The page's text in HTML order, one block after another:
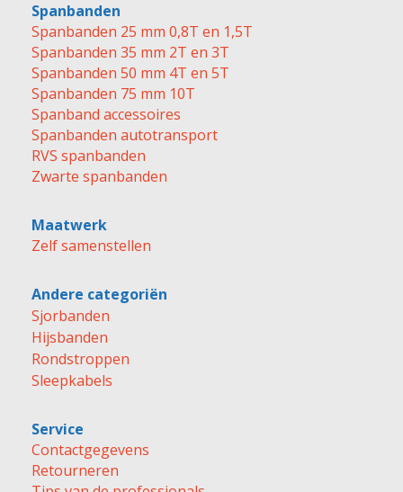
Spanbanden
Spanbanden 25 mm 0,8T en 1,5T
Spanbanden 35 mm 2T en 3T
Spanbanden 50 mm 4T en 5T
Spanbanden 75 mm 10T
Spanband accessoires
Spanbanden autotransport
RVS spanbanden
Zwarte spanbanden
Maatwerk
Zelf samenstellen
Andere categoriën
Sjorbanden
Hijsbanden
Rondstroppen
Sleepkabels
Service
Contactgegevens
Retourneren